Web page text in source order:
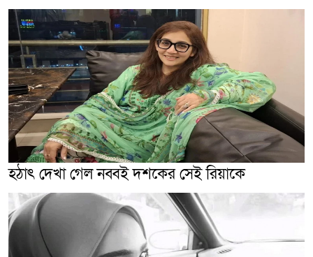
হঠাৎ দেখা গেল নব্বই দশকের সেই রিয়াকে